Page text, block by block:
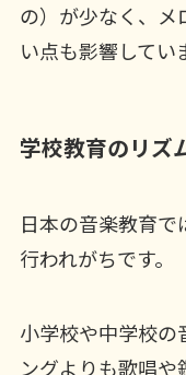
の）が少なく、メ
い点も影響してい
学校教育のリズ
日本の音楽教育
行われがちです。
小学校や中学校の
ングよりも歌唱